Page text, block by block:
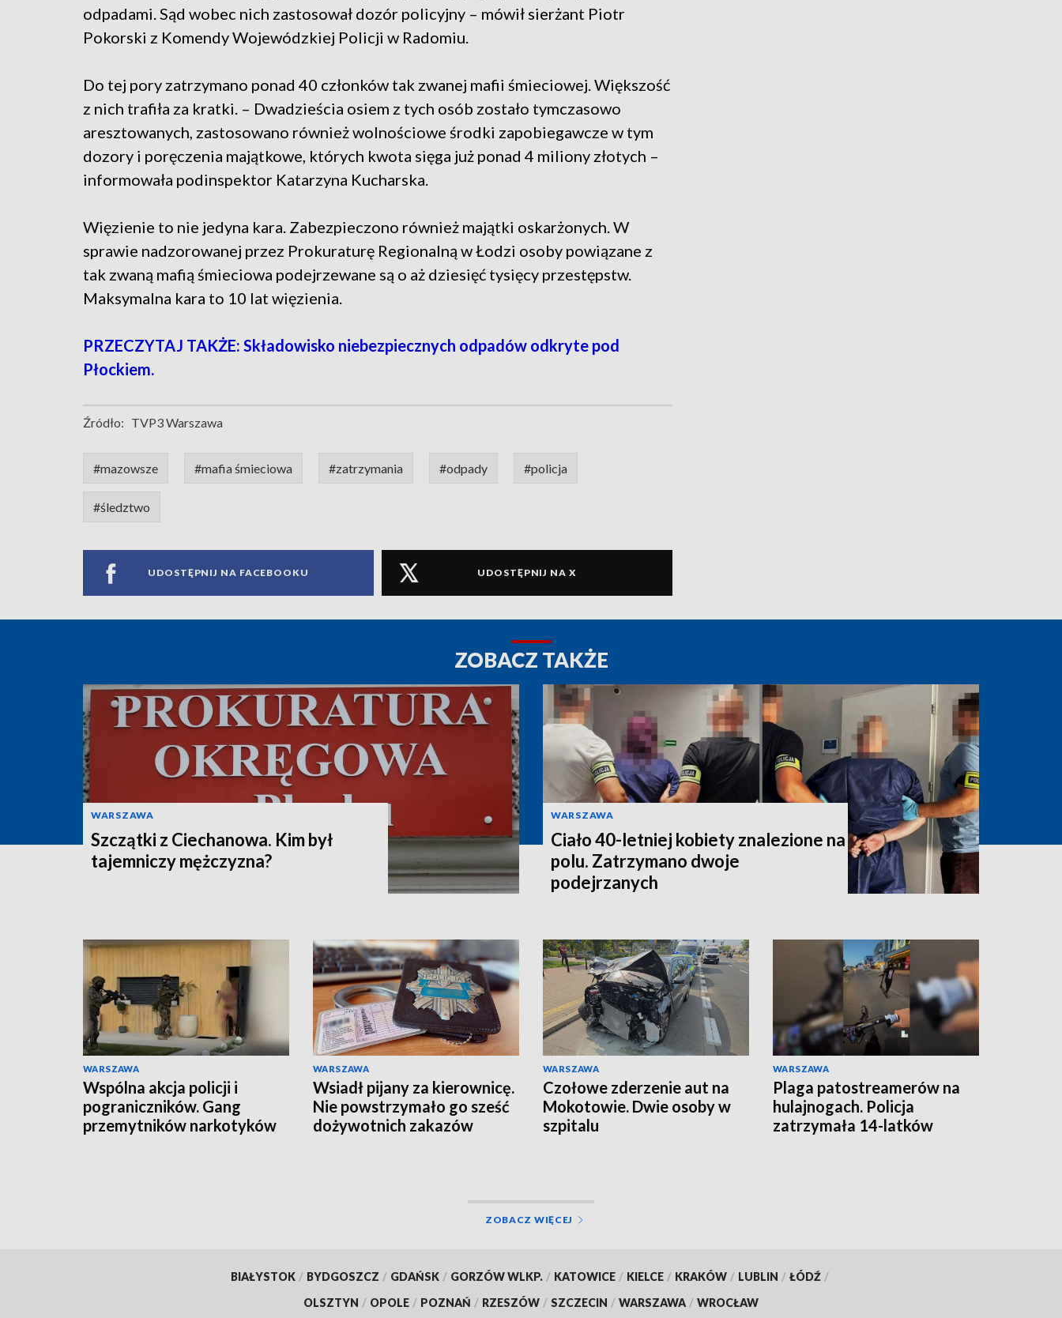
odpadami. Sąd wobec nich zastosował dozór policyjny – mówił sierżant Piotr
Pokorski z Komendy Wojewódzkiej Policji w Radomiu.
Do tej pory zatrzymano ponad 40 członków tak zwanej mafii śmieciowej. Większość
z nich trafiła za kratki. – Dwadzieścia osiem z tych osób zostało tymczasowo
aresztowanych, zastosowano również wolnościowe środki zapobiegawcze w tym
dozory i poręczenia majątkowe, których kwota sięga już ponad 4 miliony złotych –
informowała podinspektor Katarzyna Kucharska.
Więzienie to nie jedyna kara. Zabezpieczono również majątki oskarżonych. W
sprawie nadzorowanej przez Prokuraturę Regionalną w Łodzi osoby powiązane z
tak zwaną mafią śmieciowa podejrzewane są o aż dziesięć tysięcy przestępstw.
Maksymalna kara to 10 lat więzienia.
PRZECZYTAJ TAKŻE: Składowisko niebezpiecznych odpadów odkryte pod
Płockiem.
Źródło: TVP3 Warszawa
#mazowsze #mafia śmieciowa #zatrzymania #odpady #policja
#śledztwo
UDOSTĘPNIJ NA FACEBOOKU UDOSTĘPNIJ NA X
ZOBACZ TAKŻE
WARSZAWA
Szczątki z Ciechanowa. Kim był
tajemniczy mężczyzna?
WARSZAWA
Ciało 40-letniej kobiety znalezione na
polu. Zatrzymano dwoje
podejrzanych
WARSZAWA
Wspólna akcja policji i
pograniczników. Gang
przemytników narkotyków
WARSZAWA
Wsiadł pijany za kierownicę.
Nie powstrzymało go sześć
dożywotnich zakazów
WARSZAWA
Czołowe zderzenie aut na
Mokotowie. Dwie osoby w
szpitalu
WARSZAWA
Plaga patostreamerów na
hulajnogach. Policja
zatrzymała 14-latków
ZOBACZ WIĘCEJ
BIAŁYSTOK / BYDGOSZCZ / GDAŃSK / GORZÓW WLKP. / KATOWICE / KIELCE / KRAKÓW / LUBLIN / ŁÓDŹ /
OLSZTYN / OPOLE / POZNAŃ / RZESZÓW / SZCZECIN / WARSZAWA / WROCŁAW